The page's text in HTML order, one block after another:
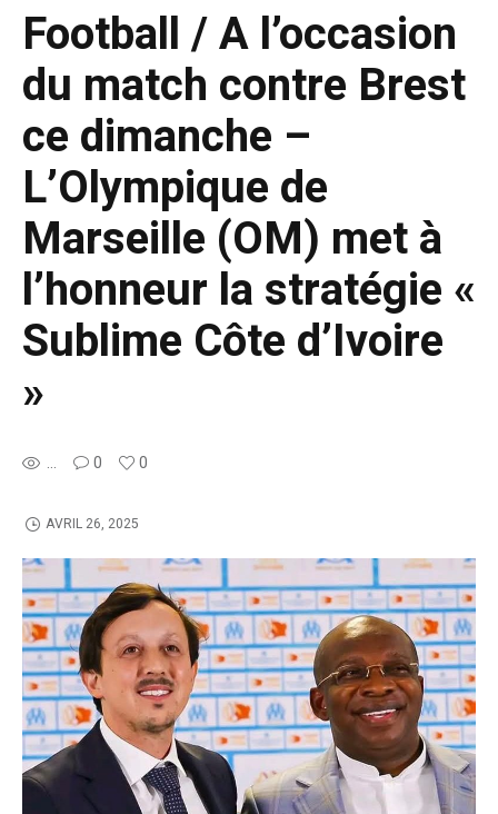
Football / A l’occasion
du match contre Brest
ce dimanche –
L’Olympique de
Marseille (OM) met à
l’honneur la stratégie «
Sublime Côte d’Ivoire
»
... 0 0
AVRIL 26, 2025